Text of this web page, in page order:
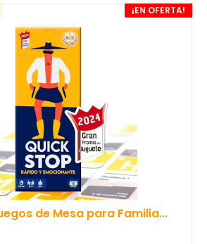
¡EN OFERTA!
de Mesa para Familia...